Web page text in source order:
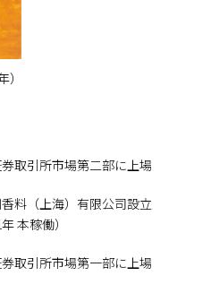
取引所市場第二部に上場
料（上海）有限公司設立
年 本稼働）
取引所市場第一部に上場